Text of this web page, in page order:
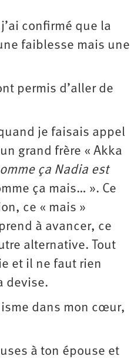
confirmé que la
faiblesse mais une
permis d’aller de
je faisais appel
grand frère « Akka
ça Nadia est
ça mais… ». Ce
ce « mais »
à avancer, ce
alternative. Tout
et il ne faut rien
devise.
dans mon cœur,
à ton épouse et